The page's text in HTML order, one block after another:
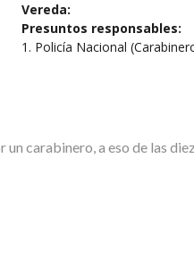
Vereda:
Presuntos responsables:
1. Policía Nacional
carabinero, a eso de las